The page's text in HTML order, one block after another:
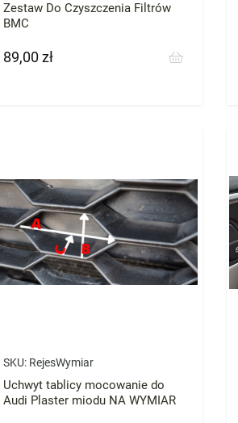
Zestaw Do Czyszczenia Filtrów
BMC
Cena
89,00 zł
SKU: RejesWymiar
Uchwyt tablicy mocowanie do
Audi Plaster miodu NA WYMIAR